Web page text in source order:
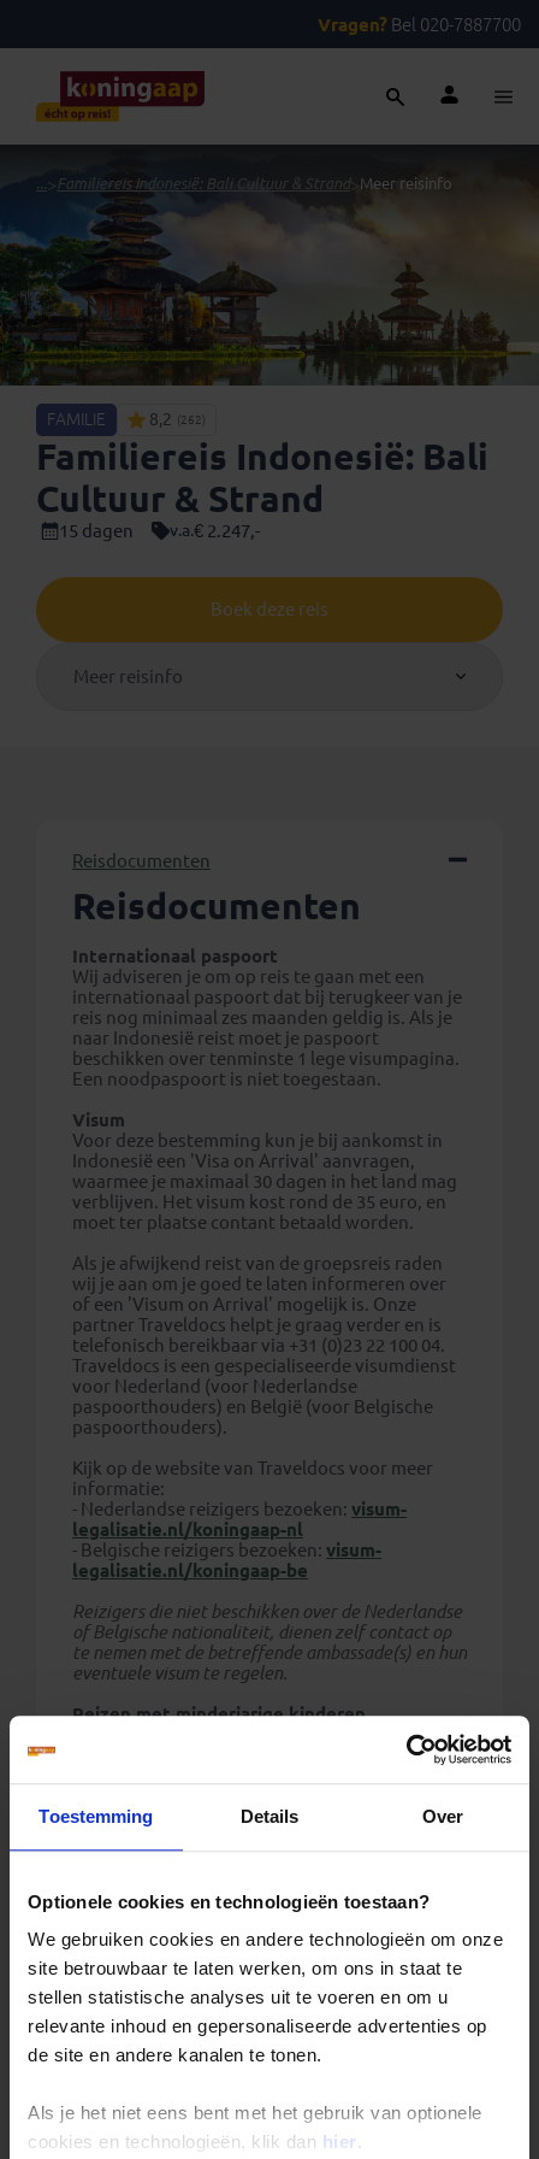
Toestemming Details Over
Optionele cookies en technologieën toestaan?
We gebruiken cookies en andere technologieën om onze
site betrouwbaar te laten werken, om ons in staat te
stellen statistische analyses uit te voeren en om u
relevante inhoud en gepersonaliseerde advertenties op
de site en andere kanalen te tonen.
Als je het niet eens bent met het gebruik van optionele
cookies en technologieën, klik dan hier .
Vragen? Bel 020-7887700
...> Familiereis Indonesië: Bali Cultuur & Strand>Meer reisinfo
FAMILIE 8,2 (262)
Familiereis Indonesië: Bali
Cultuur & Strand
15 dagen v.a.€ 2.247,-
Boek deze reis
Meer reisinfo
Reisdocumenten
Reisdocumenten
Internationaal paspoort
Wij adviseren je om op reis te gaan met een
internationaal paspoort dat bij terugkeer van je
reis nog minimaal zes maanden geldig is. Als je
naar Indonesië reist moet je paspoort
beschikken over tenminste 1 lege visumpagina.
Een noodpaspoort is niet toegestaan.
Visum
Voor deze bestemming kun je bij aankomst in
Indonesië een 'Visa on Arrival' aanvragen,
waarmee je maximaal 30 dagen in het land mag
verblijven. Het visum kost rond de 35 euro, en
moet ter plaatse contant betaald worden.
Als je afwijkend reist van de groepsreis raden
wij je aan om je goed te laten informeren over
of een 'Visum on Arrival' mogelijk is. Onze
partner Traveldocs helpt je graag verder en is
telefonisch bereikbaar via +31 (0)23 22 100 04.
Traveldocs is een gespecialiseerde visumdienst
voor Nederland (voor Nederlandse
paspoorthouders) en België (voor Belgische
paspoorthouders).
Kijk op de website van Traveldocs voor meer
informatie:
- Nederlandse reizigers bezoeken: visum-
legalisatie.nl/koningaap-nl
- Belgische reizigers bezoeken: visum-
legalisatie.nl/koningaap-be
Reizigers die niet beschikken over de Nederlandse
of Belgische nationaliteit, dienen zelf contact op
te nemen met de betreffende ambassade(s) en hun
eventuele visum te regelen.
Reizen met minderjarige kinderen
Reizigers met meereizende kinderen onder de
achternaam
een andere achternaam dan kan gecontroleerd
worden of er daadwerkelijk een ouder-
kindrelatie is. Doel van deze extra controle is
om kind ontvoeringen tegen te gaan. Sommige
landen eisen een verklaring waaruit blijkt dat de
meereizende volwassene ook daadwerkelijk de
ouder is of het gezag heeft. Informeer hiernaar
bij de ambassade of het consulaat van het land
van bestemming. Op de site van de Koninklijke
toestemmingsformulier downloaden.
Reist een kind mee met iemand anders dan de